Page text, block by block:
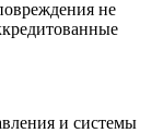
не
и системы